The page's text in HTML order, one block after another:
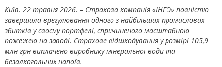
Київ. 22 травня 2026. – Страхова компанія «ІНГО» повністю
завершила врегулювання одного з найбільших промислових
збитків у своєму портфелі, спричиненого масштабною
пожежею на заводі. Страхове відшкодування у розмірі 105,9
млн грн виплачено виробнику мінеральної води та
безалкогольних напоїв.